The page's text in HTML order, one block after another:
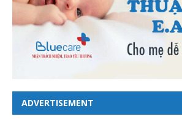
ADVERTISEMENT